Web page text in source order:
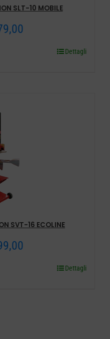
SLT-10 MOBILE
Dettagli
SVT-16 ECOLINE
Dettagli